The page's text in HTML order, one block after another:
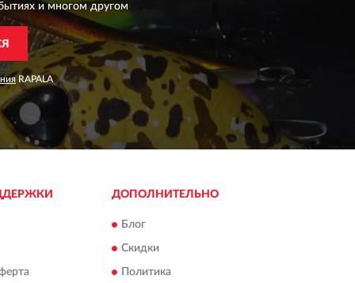
и многом другом
RAPALA
ДОПОЛНИТЕЛЬНО
Блог
Скидки
Политика